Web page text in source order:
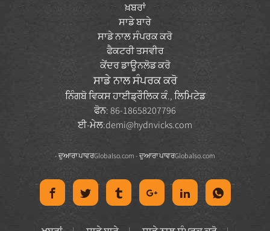
ਖ਼ਬਰਾਂ
ਸਾਡੇ ਬਾਰੇ
ਸਾਡੇ ਨਾਲ ਸੰਪਰਕ ਕਰੋ
ਫੈਕਟਰੀ ਤਸਵੀਰ
ਕੇਂਦਰ ਡਾਊਨਲੋਡ ਕਰੋ
ਸਾਡੇ ਨਾਲ ਸੰਪਰਕ ਕਰੋ
ਨਿੰਗਬੋ ਵਿਕਸ ਹਾਈਡ੍ਰੌਲਿਕ ਕੰ., ਲਿਮਿਟੇਡ
ਫੋਨ: 86-18658207796
ਈ-ਮੇਲ:demi@hydnvicks.com
- ਦੁਆਰਾ ਪਾਵਰGlobalso.com - ਦੁਆਰਾ ਪਾਵਰGlobalso.com